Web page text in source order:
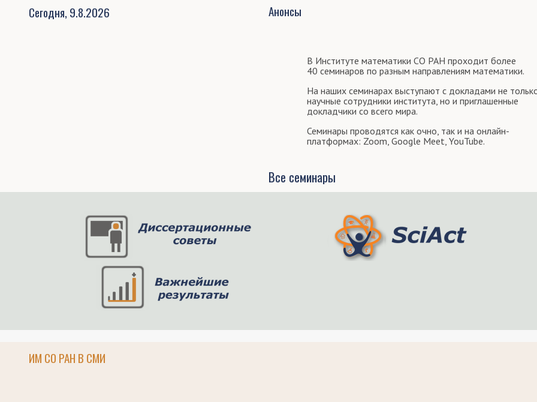
Сегодня, 9.8.2026 Анонсы
В Институте математики СО РАН проходит более
40 семинаров по разным направлениям математики.
На наших семинарах выступают с докладами не
научные сотрудники института, но и приглашенные
докладчики со всего мира.
Семинары проводятся как очно, так и на онлайн-
платформах: Zoom, Google Meet, YouTube.
Все семинары
ИМ СО РАН В СМИ